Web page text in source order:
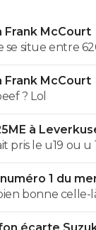
Frank McCourt
se situe entre
Frank McCourt
? Lol
à
pris le u19 ou u
blessé plus 1/3
putain...je sais
surtout vue
et faire des
1 du
? Mdr Elle est bien bonne
écarte